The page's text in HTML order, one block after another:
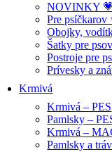
NOVINKY 💗
Pre psíčkarov
Obojky,
Šatky pre psov
Postroje pre
Prívesky a
Krmivá
Krmivá – PES
Pamlsky –
Krmivá –
Pamlsky a